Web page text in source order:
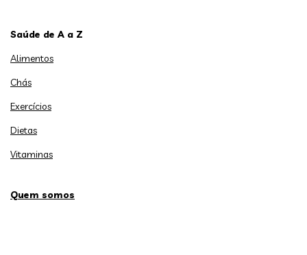
Saúde de A a Z
Alimentos
Chás
Exercícios
Dietas
Vitaminas
Quem somos